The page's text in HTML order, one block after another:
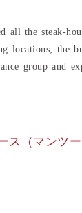
the steak-
locations; the
group and
（マンツー